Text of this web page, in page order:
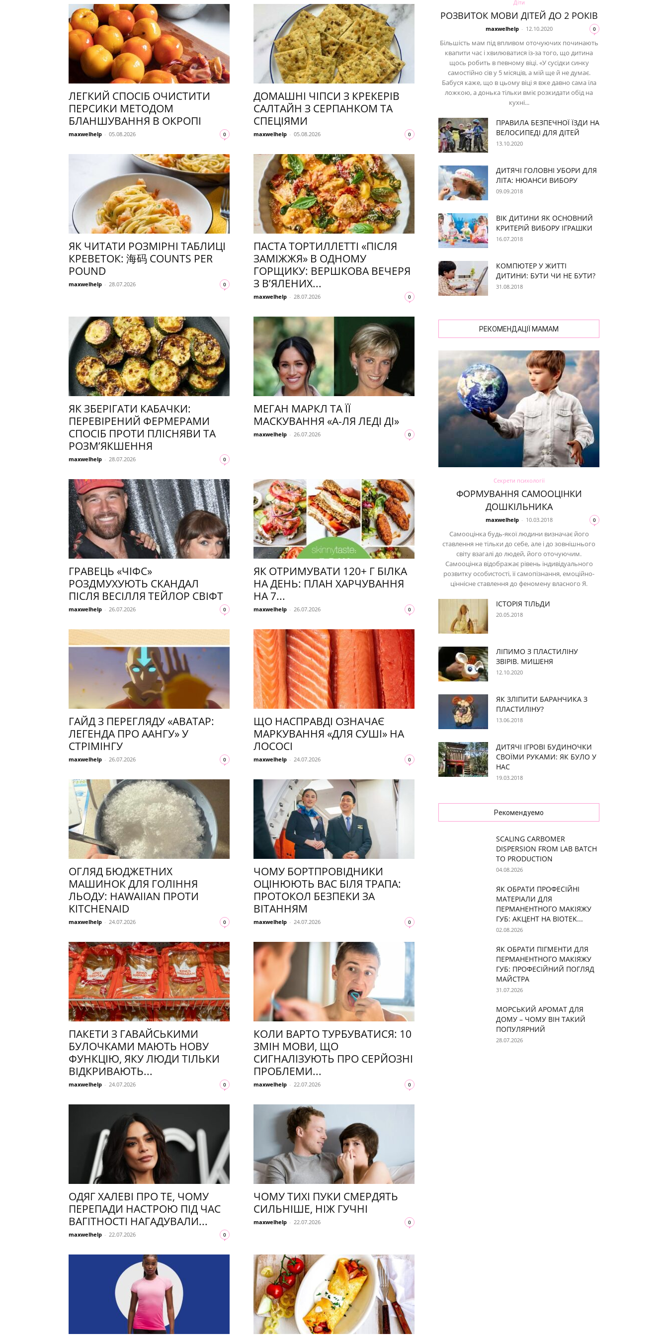
знаменитостей
ЛЕГКИЙ СПОСІБ ОЧИСТИТИ
ПЕРСИКИ МЕТОДОМ
БЛАНШУВАННЯ В ОКРОПІ
maxwelhelp - 05.08.2026 0
ДОМАШНІ ЧІПСИ З КРЕКЕРІВ
САЛТАЙН З СЕРПАНКОМ ТА
СПЕЦІЯМИ
maxwelhelp - 05.08.2026 0
ЯК ЧИТАТИ РОЗМІРНІ ТАБЛИЦІ
КРЕВЕТОК: 海码 COUNTS PER
POUND
maxwelhelp - 28.07.2026 0
ПАСТА ТОРТИЛЛЕТТІ «ПІСЛЯ
ЗАМІЖЖЯ» В ОДНОМУ
ГОРЩИКУ: ВЕРШКОВА ВЕЧЕРЯ
З В’ЯЛЕНИХ...
maxwelhelp - 28.07.2026 0
ЯК ЗБЕРІГАТИ КАБАЧКИ:
ПЕРЕВІРЕНИЙ ФЕРМЕРАМИ
СПОСІБ ПРОТИ ПЛІСНЯВИ ТА
РОЗМ’ЯКШЕННЯ
maxwelhelp - 28.07.2026 0
МЕГАН МАРКЛ ТА ЇЇ
МАСКУВАННЯ «А-ЛЯ ЛЕДІ ДІ»
maxwelhelp - 26.07.2026 0
ГРАВЕЦЬ «ЧІФС»
РОЗДМУХУЮТЬ СКАНДАЛ
ПІСЛЯ ВЕСІЛЛЯ ТЕЙЛОР СВІФТ
maxwelhelp - 26.07.2026 0
ЯК ОТРИМУВАТИ 120+ Г БІЛКА
НА ДЕНЬ: ПЛАН ХАРЧУВАННЯ
НА 7...
maxwelhelp - 26.07.2026 0
ГАЙД З ПЕРЕГЛЯДУ «АВАТАР:
ЛЕГЕНДА ПРО ААНГУ» У
СТРІМІНГУ
maxwelhelp - 26.07.2026 0
ЩО НАСПРАВДІ ОЗНАЧАЄ
МАРКУВАННЯ «ДЛЯ СУШІ» НА
ЛОСОСІ
maxwelhelp - 24.07.2026 0
ОГЛЯД БЮДЖЕТНИХ
МАШИНОК ДЛЯ ГОЛІННЯ
ЛЬОДУ: HAWAIIAN ПРОТИ
KITCHENAID
maxwelhelp - 24.07.2026 0
ЧОМУ БОРТПРОВІДНИКИ
ОЦІНЮЮТЬ ВАС БІЛЯ ТРАПА:
ПРОТОКОЛ БЕЗПЕКИ ЗА
ВІТАННЯМ
maxwelhelp - 24.07.2026 0
ПАКЕТИ З ГАВАЙСЬКИМИ
БУЛОЧКАМИ МАЮТЬ НОВУ
ФУНКЦІЮ, ЯКУ ЛЮДИ ТІЛЬКИ
ВІДКРИВАЮТЬ...
maxwelhelp - 24.07.2026 0
КОЛИ ВАРТО ТУРБУВАТИСЯ: 10
ЗМІН МОВИ, ЩО
СИГНАЛІЗУЮТЬ ПРО СЕРЙОЗНІ
ПРОБЛЕМИ...
maxwelhelp - 22.07.2026 0
ОДЯГ ХАЛЕВІ ПРО ТЕ, ЧОМУ
ПЕРЕПАДИ НАСТРОЮ ПІД ЧАС
ВАГІТНОСТІ НАГАДУВАЛИ...
maxwelhelp - 22.07.2026 0
ЧОМУ ТИХІ ПУКИ СМЕРДЯТЬ
СИЛЬНІШЕ, НІЖ ГУЧНІ
maxwelhelp - 22.07.2026 0
Діти
РОЗВИТОК МОВИ ДІТЕЙ ДО 2 РОКІВ
maxwelhelp - 12.10.2020 0
Більшість мам під впливом оточуючих починають
квапити час і хвилюватися із-за того, що дитина
щось робить в певному віці. «У сусідки синку
самостійно сів у 5 місяців, а мій ще й не думає.
Бабуся каже, що в цьому віці я вже давно сама їла
ложкою, а донька тільки вміє розкидати обід на
кухні...
ПРАВИЛА БЕЗПЕЧНОЇ ЇЗДИ НА
ВЕЛОСИПЕДІ ДЛЯ ДІТЕЙ
13.10.2020
ДИТЯЧІ ГОЛОВНІ УБОРИ ДЛЯ
ЛІТА: НЮАНСИ ВИБОРУ
09.09.2018
ВІК ДИТИНИ ЯК ОСНОВНИЙ
КРИТЕРІЙ ВИБОРУ ІГРАШКИ
16.07.2018
КОМПЮТЕР У ЖИТТІ
ДИТИНИ: БУТИ ЧИ НЕ БУТИ?
31.08.2018
РЕКОМЕНДАЦІЇ МАМАМ
Секрети психології
ФОРМУВАННЯ САМООЦІНКИ
ДОШКІЛЬНИКА
maxwelhelp - 10.03.2018 0
Самооцінка будь-якої людини визначає його
ставлення не тільки до себе, але і до зовнішнього
світу взагалі до людей, його оточуючим.
Самооцінка відображає рівень індивідуального
розвитку особистості, її самопізнання, емоційно-
ціннісне ставлення до феномену власного Я.
ІСТОРІЯ ТІЛЬДИ
20.05.2018
ЛІПИМО З ПЛАСТИЛІНУ
ЗВІРІВ. МИШЕНЯ
12.10.2020
ЯК ЗЛІПИТИ БАРАНЧИКА З
ПЛАСТИЛІНУ?
13.06.2018
ДИТЯЧІ ІГРОВІ БУДИНОЧКИ
СВОЇМИ РУКАМИ: ЯК БУЛО У
НАС
19.03.2018
Рекомендуемо
SCALING CARBOMER
DISPERSION FROM LAB BATCH
TO PRODUCTION
04.08.2026
ЯК ОБРАТИ ПРОФЕСІЙНІ
МАТЕРІАЛИ ДЛЯ
ПЕРМАНЕНТНОГО МАКІЯЖУ
ГУБ: АКЦЕНТ НА BIOTEK...
02.08.2026
ЯК ОБРАТИ ПІГМЕНТИ ДЛЯ
ПЕРМАНЕНТНОГО МАКІЯЖУ
ГУБ: ПРОФЕСІЙНИЙ ПОГЛЯД
МАЙСТРА
31.07.2026
МОРСЬКИЙ АРОМАТ ДЛЯ
ДОМУ – ЧОМУ ВІН ТАКИЙ
ПОПУЛЯРНИЙ
28.07.2026